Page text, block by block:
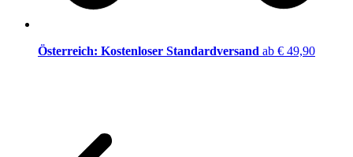
Österreich: Kostenloser Standardversand ab € 49,90